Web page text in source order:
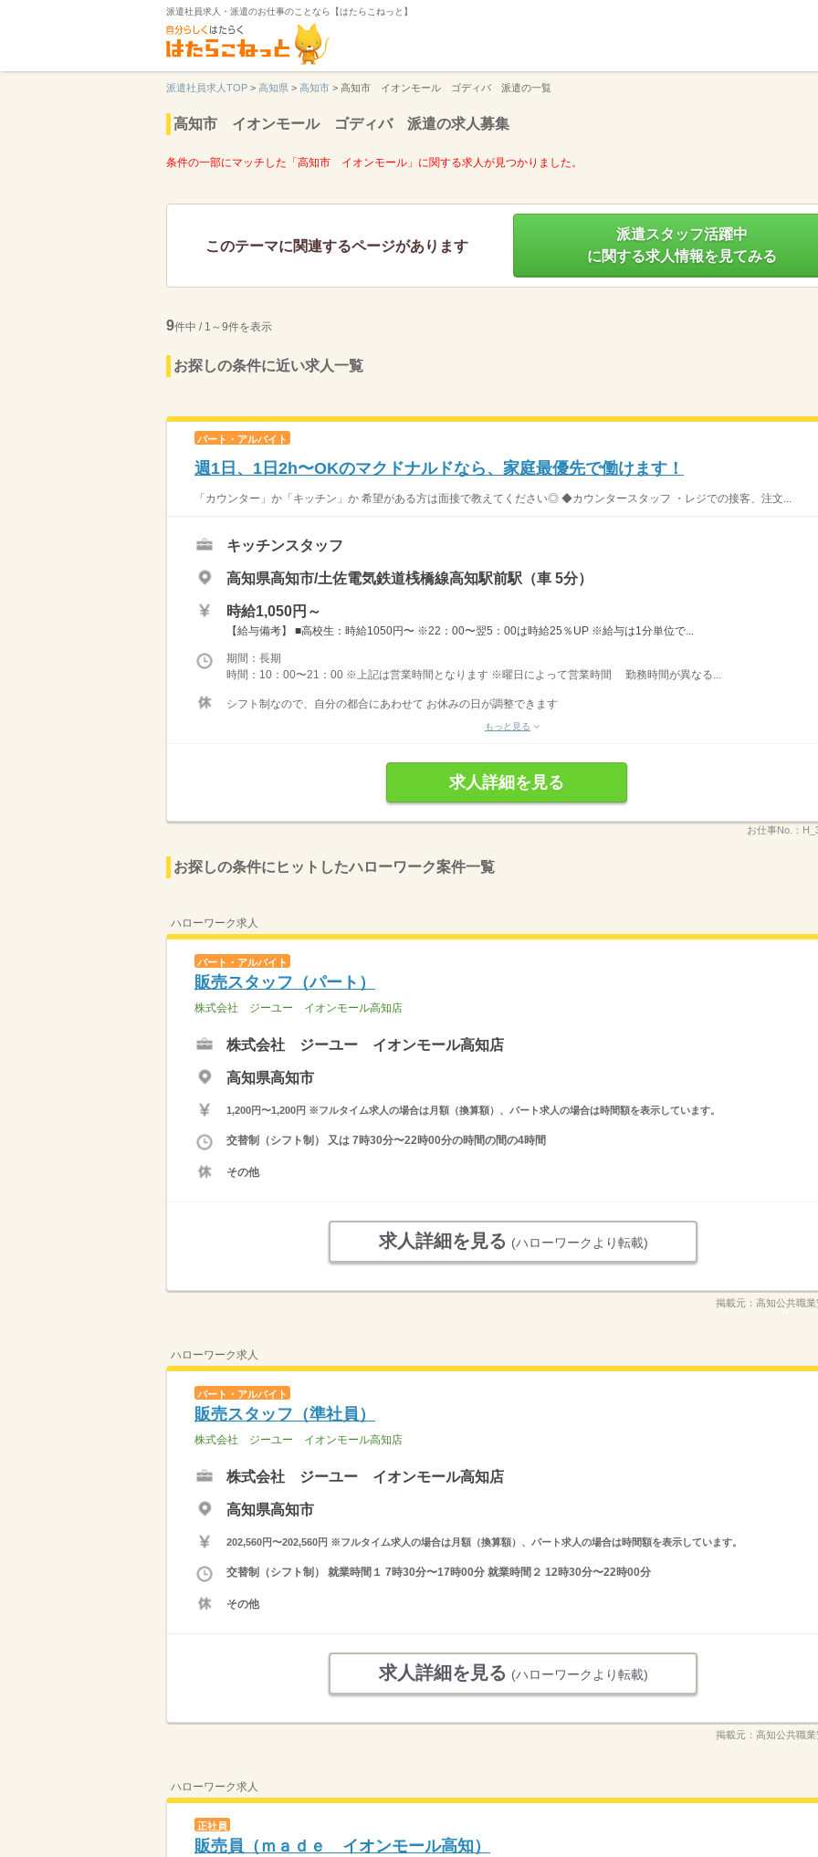
派遣社員求人・派遣のお仕事のことなら【はたらこねっと】
派遣社員求人TOP > 高知県 > 高知市 > 高知市 イオンモール ゴディバ 派遣の一覧
高知市 イオンモール ゴディバ 派遣の求人募集
条件の一部にマッチした「高知市 イオンモール」に関する求人が見つかりました。
このテーマに関連するページがあります
派遣スタッフ活躍中
に関する求人情報を見てみる
9件中 / 1～9件を表示
お探しの条件に近い求人一覧
パート・アルバイト
週1日、1日2h〜OKのマクドナルドなら、家庭最優先で働けます！
「カウンター」か「キッチン」か 希望がある方は面接で教えてください◎ ◆カウンタースタッフ ・レジでの接客、注文...
キッチンスタッフ
高知県高知市/土佐電気鉄道桟橋線高知駅前駅（車 5分）
時給1,050円～
【給与備考】 ■高校生：時給1050円〜 ※22：00〜翌5：00は時給25％UP ※給与は1分単位で...
期間：長期
時間：10：00〜21：00 ※上記は営業時間となります ※曜日によって営業時間 勤務時間が異なる...
シフト制なので、自分の都合にあわせて お休みの日が調整できます
もっと見る
求人詳細を見る
お仕事No.：
お探しの条件にヒットしたハローワーク案件一覧
ハローワーク求人
パート・アルバイト
販売スタッフ（パート）
株式会社 ジーユー イオンモール高知店
株式会社 ジーユー イオンモール高知店
高知県高知市
1,200円〜1,200円 ※フルタイム求人の場合は月額（換算額）、パート求人の場合は時間額を表示しています。
交替制（シフト制） 又は 7時30分〜22時00分の時間の間の4時間
その他
求人詳細を見る (ハローワークより転載)
掲載元： 高知公共職
ハローワーク求人
パート・アルバイト
販売スタッフ（準社員）
株式会社 ジーユー イオンモール高知店
株式会社 ジーユー イオンモール高知店
高知県高知市
202,560円〜202,560円 ※フルタイム求人の場合は月額（換算額）、パート求人の場合は時間額を表示しています。
交替制（シフト制） 就業時間１ 7時30分〜17時00分 就業時間２ 12時30分〜22時00分
その他
求人詳細を見る (ハローワークより転載)
掲載元： 高知公共職
ハローワーク求人
正社員
販売員（ｍａｄｅ イオンモール高知）